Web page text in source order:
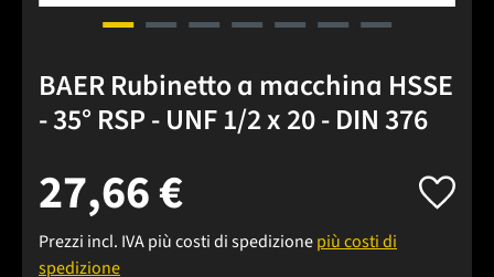
BAER Rubinetto a macchina HSSE
- 35° RSP - UNF 1/2 x 20 - DIN 376
27,66 €
Prezzi incl. IVA più costi di spedizionepiù costi di
spedizione